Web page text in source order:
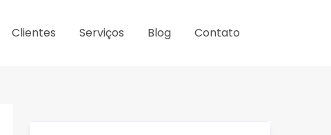
Clientes Serviços Blog Contato